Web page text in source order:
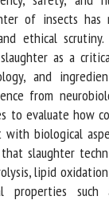
(original) :
has
safety, and
of insects has
ethical scrutiny.
as a
and
from
to evaluate